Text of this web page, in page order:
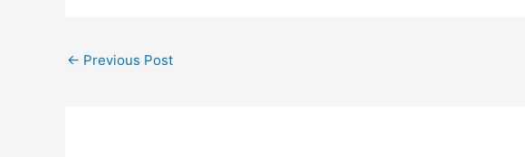
← Previous Post